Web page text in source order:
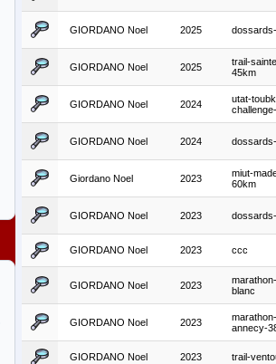
GIORDANO Noel 2025
GIORDANO Noel 2025
trail-
45km
GIORDANO Noel 2024
utat-
GIORDANO Noel 2024
Giordano Noel 2023
miut-
60km
GIORDANO Noel 2023
GIORDANO Noel 2023 ccc
GIORDANO Noel 2023
blanc
GIORDANO Noel 2023
annecy-
GIORDANO Noel 2023 trail-